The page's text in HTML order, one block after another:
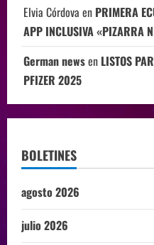
Elvia Córdova en PRIMERA
APP INCLUSIVA «PIZARRA
German newsen LISTOS
PFIZER 2025
BOLETINES
agosto 2026
julio 2026